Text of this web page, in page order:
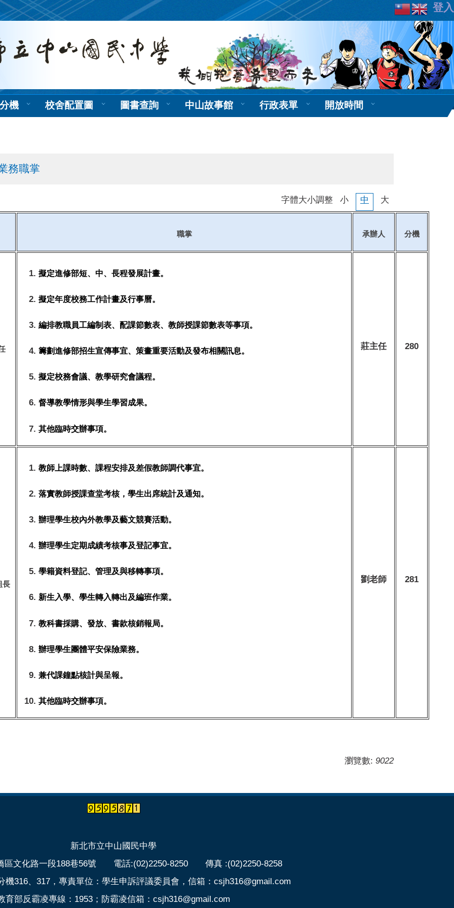
登入
機 校舍配置圖 圖書查詢 中山故事館 行政表單 開放時間
務職掌
字體大小調整 小 中 大
職掌 承辦人 分機
擬定進修部短、中、長程發展計畫。
擬定年度校務工作計畫及行事曆。
編排教職員工編制表、配課節數表、教師授課節數表等事項。
籌劃進修部招生宣傳事宜、策畫重要活動及發布相關訊息。
擬定校務會議、教學研究會議程。
督導教學情形與學生學習成果。
其他臨時交辦事項。
莊主任 280
長
教師上課時數、課程安排及差假教師調代事宜。
落實教師授課查堂考核，學生出席統計及通知。
辦理學生校內外教學及藝文競賽活動。
辦理學生定期成績考核事及登記事宜。
學籍資料登記、管理及與移轉事項。
新生入學、學生轉入轉出及編班作業。
教科書採購、發放、書款核銷報局。
辦理學生團體平安保險業務。
兼代課鐘點核計與呈報。
其他臨時交辦事項。
劉老師 281
瀏覽數: 9022
新北市立中山國民中學
區文化路一段188巷56號 電話:(02)2250-8250 傳真 :(02)2250-8258
機316、317，專責單位：學生申訴評議委員會，信箱：csjh316@gmail.com
育部反霸凌專線：1953；防霸凌信箱：csjh316@gmail.com